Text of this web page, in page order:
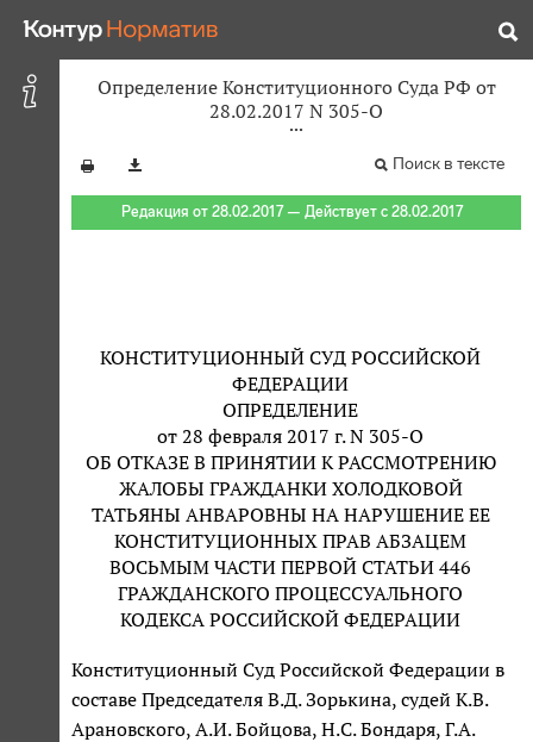
Определение Конституционного Суда РФ от
28.02.2017 N 305-О
Поиск в тексте
Редакция от 28.02.2017 — Действует с 28.02.2017
КОНСТИТУЦИОННЫЙ СУД РОССИЙСКОЙ
ФЕДЕРАЦИИ
ОПРЕДЕЛЕНИЕ
от 28 февраля 2017 г. N 305-О
ОБ ОТКАЗЕ В ПРИНЯТИИ К РАССМОТРЕНИЮ
ЖАЛОБЫ ГРАЖДАНКИ ХОЛОДКОВОЙ
ТАТЬЯНЫ АНВАРОВНЫ НА НАРУШЕНИЕ ЕЕ
КОНСТИТУЦИОННЫХ ПРАВ АБЗАЦЕМ
ВОСЬМЫМ ЧАСТИ ПЕРВОЙ СТАТЬИ 446
ГРАЖДАНСКОГО ПРОЦЕССУАЛЬНОГО
КОДЕКСА РОССИЙСКОЙ ФЕДЕРАЦИИ
Конституционный Суд Российской Федерации в
составе Председателя В.Д. Зорькина, судей К.В.
Арановского, А.И. Бойцова, Н.С. Бондаря, Г.А.